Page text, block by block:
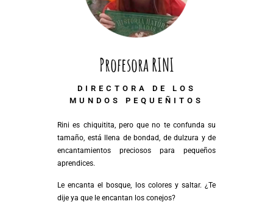
Profesora RINI
DIRECTORA DE LOS
MUNDOS PEQUEÑITOS
Rini es chiquitita, pero que no te confunda su
tamaño, está llena de bondad, de dulzura y de
encantamientos preciosos para pequeños
aprendices.
Le encanta el bosque, los colores y saltar. ¿Te
dije ya que le encantan los conejos?